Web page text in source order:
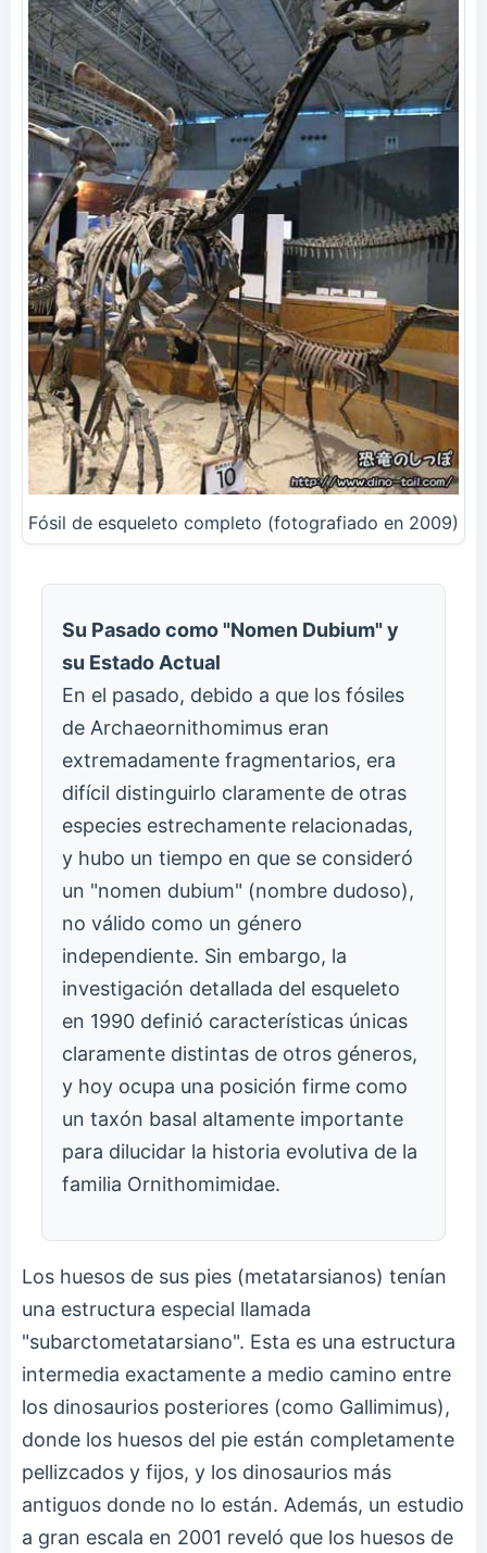
Fósil de esqueleto completo (fotografiado en 2009)
Su Pasado como "Nomen Dubium" y
su Estado Actual
En el pasado, debido a que los fósiles
de Archaeornithomimus eran
extremadamente fragmentarios, era
difícil distinguirlo claramente de otras
especies estrechamente relacionadas,
y hubo un tiempo en que se consideró
un "nomen dubium" (nombre dudoso),
no válido como un género
independiente. Sin embargo, la
investigación detallada del esqueleto
en 1990 definió características únicas
claramente distintas de otros géneros,
y hoy ocupa una posición firme como
un taxón basal altamente importante
para dilucidar la historia evolutiva de la
familia Ornithomimidae.
Los huesos de sus pies (metatarsianos) tenían
una estructura especial llamada
"subarctometatarsiano". Esta es una estructura
intermedia exactamente a medio camino entre
los dinosaurios posteriores (como Gallimimus),
donde los huesos del pie están completamente
pellizcados y fijos, y los dinosaurios más
antiguos donde no lo están. Además, un estudio
a gran escala en 2001 reveló que los huesos de